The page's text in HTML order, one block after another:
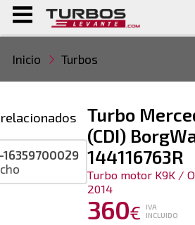
Inicio Turbos
Turbo
(CDI)
144116763R
Turbo motor K9K /
2014
360€
IVA
INCLUIDO
16359700029